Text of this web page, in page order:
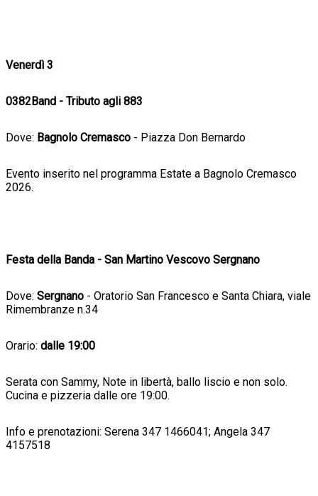
Venerdì 3
0382Band - Tributo agli 883
Dove: Bagnolo Cremasco - Piazza Don Bernardo
Evento inserito nel programma Estate a Bagnolo Cremasco
2026.
Festa della Banda - San Martino Vescovo Sergnano
Dove: Sergnano - Oratorio San Francesco e Santa Chiara, viale
Rimembranze n.34
Orario: dalle 19:00
Serata con Sammy, Note in libertà, ballo liscio e non solo.
Cucina e pizzeria dalle ore 19:00.
Info e prenotazioni: Serena 347 1466041; Angela 347
4157518